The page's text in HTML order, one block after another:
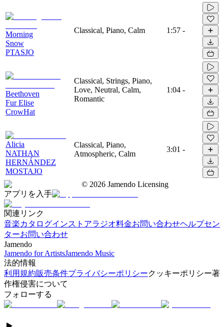
Morning
Snow
PTASJO
Classical, Piano, Calm 1:57 -
Beethoven
Fur Elise
CrowHat
Classical, Strings, Piano,
Love, Neutral, Calm,
Romantic
1:04 -
Alicia
NATHAN
HERNÁNDEZ
MOSTAJO
Classical, Piano,
Atmospheric, Calm
3:01 -
© 2026 Jamendo Licensing
アプリを入手
関連リンク
音楽カタログインストアラジオ料金お問い合わせヘルプセン
ターお問い合わせ
Jamendo
Jamendo for ArtistsJamendo Music
法的情報
利用規約販売条件プライバシーポリシークッキーポリシー著
作権侵害について
フォローする